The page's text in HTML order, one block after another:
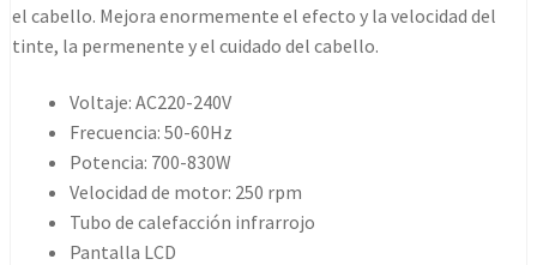
el cabello. Mejora enormemente el efecto y la velocidad del
tinte, la permenente y el cuidado del cabello.
Voltaje: AC220-240V
Frecuencia: 50-60Hz
Potencia: 700-830W
Velocidad de motor: 250 rpm
Tubo de calefacción infrarrojo
Pantalla LCD